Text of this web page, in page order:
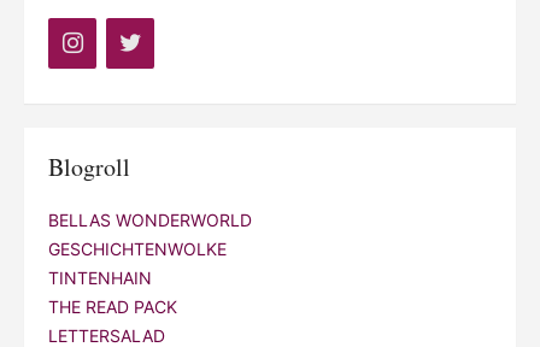
Blogroll
BELLAS WONDERWORLD
GESCHICHTENWOLKE
TINTENHAIN
THE READ PACK
LETTERSALAD